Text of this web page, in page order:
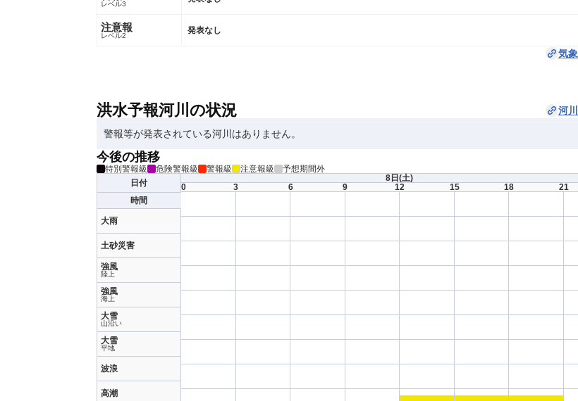
レベル3
注意報
レベル2 発表なし
気
洪水予報河川の状況 河
警報等が発表されている河川はありません。
今後の推移
特別警報級 危険警報級 警報級 注意報級
予想期間外
日付
時間
大雨
土砂災害
強風
陸上
強風
海上
大雪
山沿い
大雪
平地
波浪
高潮
8日 (土)
0
3 6 9 12 15 18 21